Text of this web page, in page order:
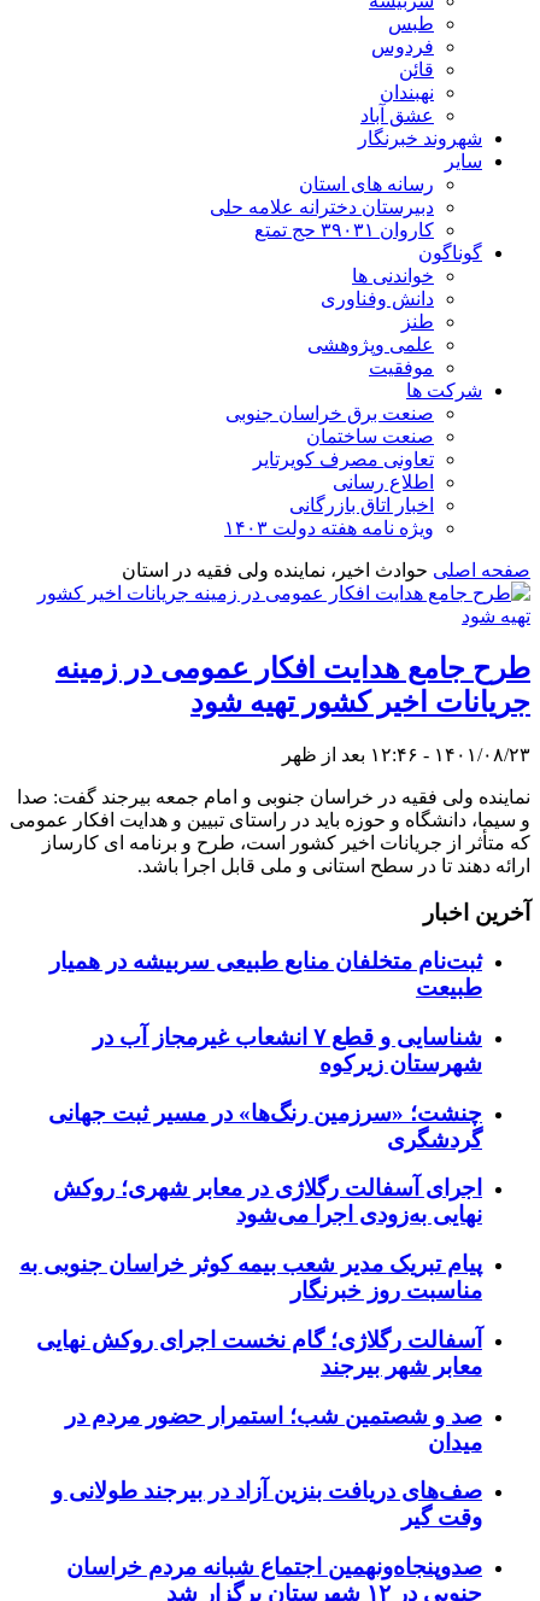
طبس
فردوس
قائن
نهبندان
عشق آباد
شهروند خبرنگار
سایر
رسانه های استان
دبیرستان دخترانه علامه حلی
کاروان ۳۹۰۳۱ حج تمتع
گوناگون
خواندنی ها
دانش وفناوری
طنز
علمی وپژوهشی
موفقیت
شرکت ها
صنعت برق خراسان جنوبی
صنعت ساختمان
تعاونی مصرف کویرتایر
اطلاع رسانی
اخبار اتاق بازرگانی
ویژه نامه هفته دولت ۱۴۰۳
صفحه اصلی حوادث اخیر، نماینده ولی فقیه در استان
طرح جامع هدایت افکار عمومی در زمینه
جریانات اخیر کشور تهیه شود
۱۴۰۱/۰۸/۲۳ - ۱۲:۴۶ بعد از ظهر
نماینده ولی فقیه در خراسان جنوبی و امام جمعه بیرجند گفت: صدا
و سیما، دانشگاه و حوزه باید در راستای تبیین و هدایت افکار عمومی
که متأثر از جریانات اخیر کشور است، طرح و برنامه ای کارساز
ارائه دهند تا در سطح استانی و ملی قابل اجرا باشد.
آخرین اخبار
ثبت‌نام متخلفان منابع طبیعی سربیشه در همیار
طبیعت
شناسایی و قطع ۷ انشعاب غیرمجاز آب در
شهرستان زیرکوه
چنشت؛ «سرزمین رنگ‌ها» در مسیر ثبت جهانی
گردشگری
اجرای آسفالت رگلاژی در معابر شهری؛ روکش
نهایی به‌زودی اجرا می‌شود
پیام تبریک مدیر شعب بیمه کوثر خراسان جنوبی به
مناسبت روز خبرنگار
آسفالت رگلاژی؛ گام نخست اجرای روکش نهایی
معابر شهر بیرجند
صد و شصتمین شب؛ استمرار حضور مردم در
میدان
صف‌های دریافت بنزین آزاد در بیرجند طولانی و
وقت گیر
صدوپنجاه‌ونهمین اجتماع شبانه مردم خراسان
جنوبی در ۱۲ شهرستان برگزار شد